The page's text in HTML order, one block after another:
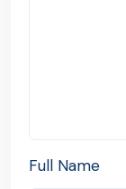
Full Name